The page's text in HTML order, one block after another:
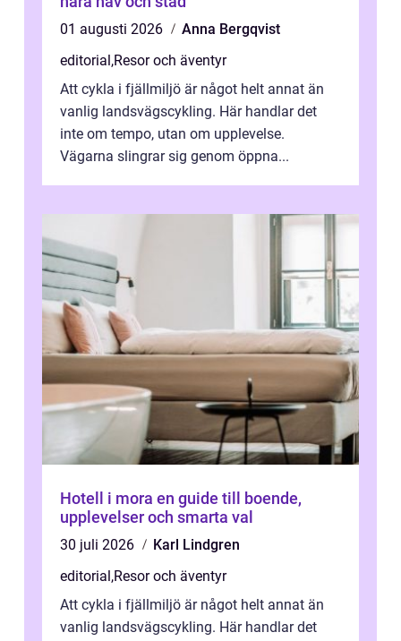
01 augusti 2026
Anna Bergqvist
editorial,Resor och äventyr
Att cykla i fjällmiljö är något helt annat än
vanlig landsvägscykling. Här handlar det
inte om tempo, utan om upplevelse.
Vägarna slingrar sig genom öppna...
Hotell i mora en guide till boende,
upplevelser och smarta val
30 juli 2026
Karl Lindgren
editorial,Resor och äventyr
Att cykla i fjällmiljö är något helt annat än
vanlig landsvägscykling. Här handlar det